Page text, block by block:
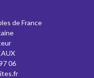
de France
06